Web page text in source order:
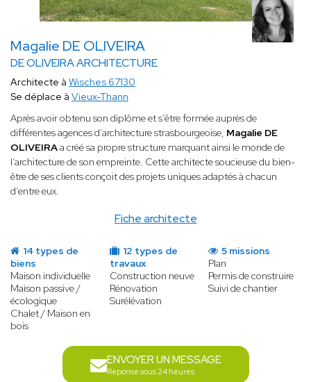
Magalie DE OLIVEIRA
DE OLIVEIRA ARCHITECTURE
Fiche architecte
Architecte à Wisches 67130
Se déplace à Vieux-Thann
Après avoir obtenu son diplôme et s’être formée auprès de
différentes agences d’architecture strasbourgeoise, Magalie DE
OLIVEIRAa créé sa propre structure marquant ainsi le monde de
l’architecture de son empreinte. Cette architecte soucieuse du bien-
être de ses clients conçoit des projets uniques adaptés à chacun
d’entre eux.
14 types de
biens
Maison individuelle
Maison passive /
écologique
Chalet / Maison en
bois
12 types de
travaux
Construction neuve
Rénovation
Surélévation
5 missions
Plan
Permis de construire
Suivi de chantier
ENVOYER UN MESSAGE
Réponse sous 24 heures